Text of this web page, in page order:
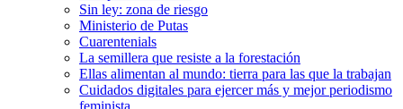
Sin ley: zona de riesgo
Ministerio de Putas
Cuarentenials
La semillera que resiste a la forestación
Ellas alimentan al mundo: tierra para las que la trabajan
Cuidados digitales para ejercer más y mejor periodismo
feminista